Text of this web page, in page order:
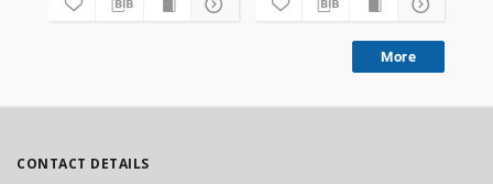
More
CONTACT DETAILS